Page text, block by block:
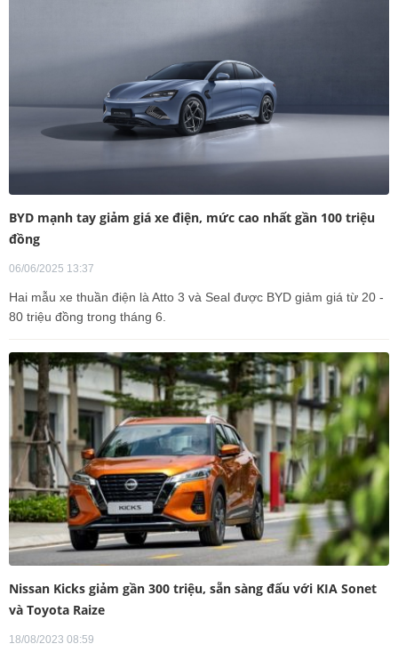
BYD mạnh tay giảm giá xe điện, mức cao nhất gần 100 triệu
đồng
06/06/2025 13:37
Hai mẫu xe thuần điện là Atto 3 và Seal được BYD giảm giá từ 20 -
80 triệu đồng trong tháng 6.
Nissan Kicks giảm gần 300 triệu, sẵn sàng đấu với KIA Sonet
và Toyota Raize
18/08/2023 08:59